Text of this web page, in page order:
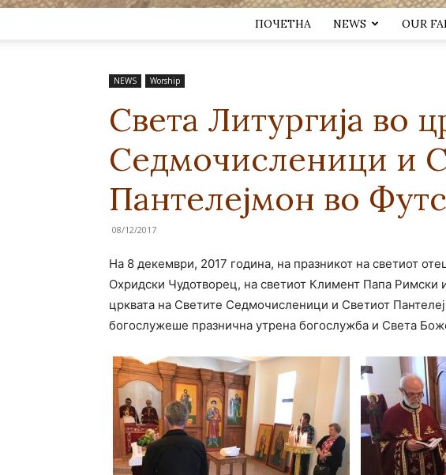
ПОЧЕТНА NEWS OUR
NEWS Worship
Света Литургија во
Седмочисленици и
Пантелејмон во
08/12/2017
На 8 декември, 2017 година, на празникот на светиот
Охридски Чудотворец, на светиот Климент Папа Римски
црквата на Светите Седмочисленици и Светиот
богослужеше празнична утрена богослужба и Света